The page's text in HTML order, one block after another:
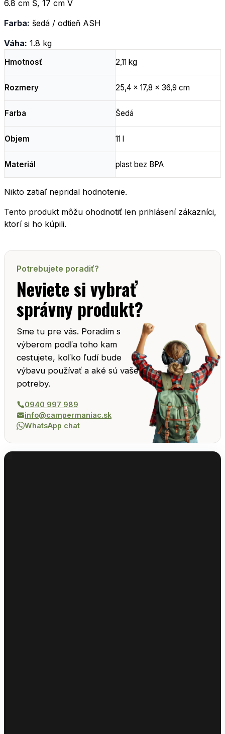
6.8 cm Š, 17 cm V
Farba: šedá / odtieň ASH
Váha: 1.8 kg
Hmotnosť 2,11 kg
Rozmery 25,4 × 17,8 × 36,9 cm
Farba Šedá
Objem 11 l
Materiál plast bez BPA
Nikto zatiaľ nepridal hodnotenie.
Tento produkt môžu ohodnotiť len prihlásení zákazníci,
ktorí si ho kúpili.
Potrebujete poradiť?
Neviete si vybrať
správny produkt?
Sme tu pre vás. Poradím s
výberom podľa toho kam
cestujete, koľko ľudí bude
výbavu používať a aké sú vaše
potreby.
0940 997 989
info@campermaniac.sk
WhatsApp chat